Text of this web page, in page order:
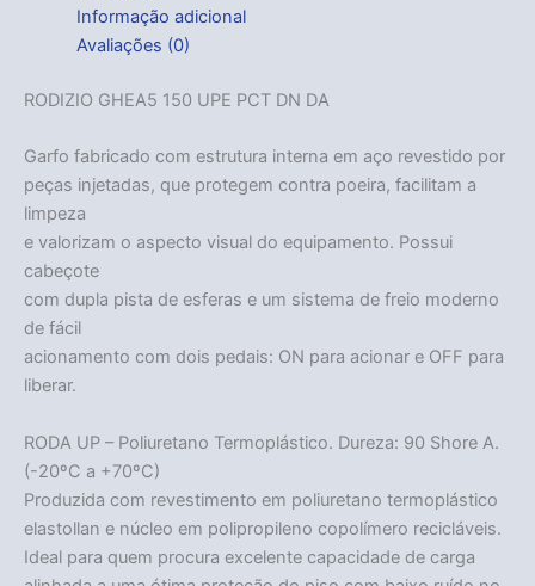
Informação adicional
Avaliações (0)
RODIZIO GHEA5 150 UPE PCT DN DA
Garfo fabricado com estrutura interna em aço revestido por
peças injetadas, que protegem contra poeira, facilitam a
limpeza
e valorizam o aspecto visual do equipamento. Possui
cabeçote
com dupla pista de esferas e um sistema de freio moderno
de fácil
acionamento com dois pedais: ON para acionar e OFF para
liberar.
RODA UP – Poliuretano Termoplástico. Dureza: 90 Shore A.
(-20ºC a +70ºC)
Produzida com revestimento em poliuretano termoplástico
elastollan e núcleo em polipropileno copolímero recicláveis.
Ideal para quem procura excelente capacidade de carga